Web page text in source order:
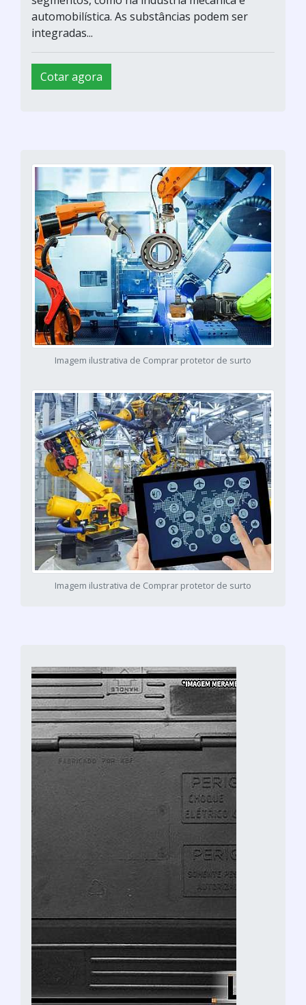
automobilística. As substâncias podem ser
integradas...
Cotar agora
Imagem ilustrativa de Comprar protetor de surto
Imagem ilustrativa de Comprar protetor de surto